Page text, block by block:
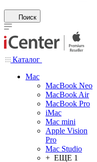
Поиск
Каталог
Mac
MacBook Neo
MacBook Air
MacBook Pro
iMac
Mac mini
Apple Vision
Pro
Mac Studio
+ ЕЩЕ 1